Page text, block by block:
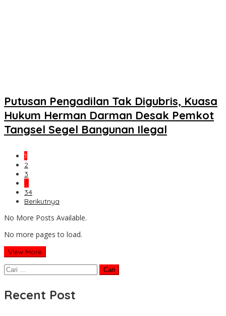
Putusan Pengadilan Tak Digubris, Kuasa
Hukum Herman Darman Desak Pemkot
Tangsel Segel Bangunan Ilegal
1
2
3
…
34
Berikutnya
No More Posts Available.
No more pages to load.
View More
Cari
untuk:
Recent Post